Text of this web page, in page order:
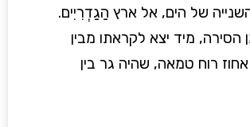
של הים, אל ארץ הַגַדְרִיִים.
הסירה, מיד יצא לקראתו מבין
רוח טמאה, שהיה גר בין